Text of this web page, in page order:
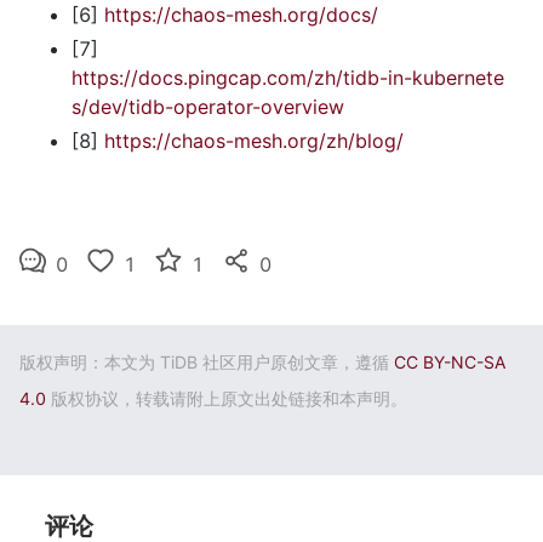
[6] https://chaos-mesh.org/docs/
[7]
https://docs.pingcap.com/zh/tidb-in-kubernete
s/dev/tidb-operator-overview
[8] https://chaos-mesh.org/zh/blog/
0 1 1 0
版权声明：本文为 TiDB 社区用户原创文章，遵循 CC BY-NC-SA
4.0 版权协议，转载请附上原文出处链接和本声明。
评论